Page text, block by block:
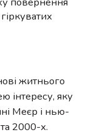
житнього
інтересу, яку
Меєр і нью-
2000-х.